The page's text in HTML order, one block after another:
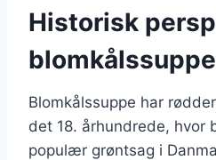
Historisk
Blomkålssuppe har
det 18. århundrede, hvor
populær grøntsag i